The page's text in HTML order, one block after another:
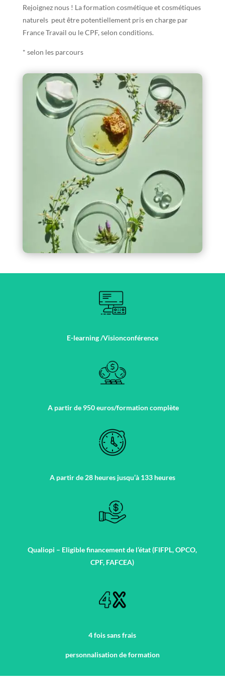
Rejoignez nous ! La formation cosmétique et cosmétiques
naturels peut être potentiellement pris en charge par
France Travail ou le CPF, selon conditions.
* selon les parcours
E-learning /Visionconférence
A partir de 950 euros/formation complète
A partir de 28 heures jusqu’à 133 heures
Qualiopi – Eligible financement de l’état (FIFPL, OPCO,
CPF, FAFCEA)
4 fois sans frais
personnalisation de formation